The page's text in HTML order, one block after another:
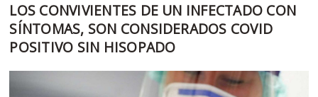
LOS CONVIVIENTES DE UN INFECTADO CON
SÍNTOMAS, SON CONSIDERADOS COVID
POSITIVO SIN HISOPADO